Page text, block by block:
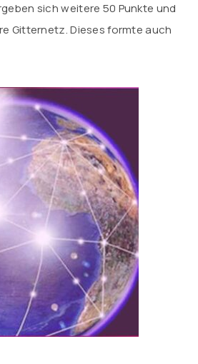
sich weitere 50 Punkte und
Gitternetz. Dieses formte auch